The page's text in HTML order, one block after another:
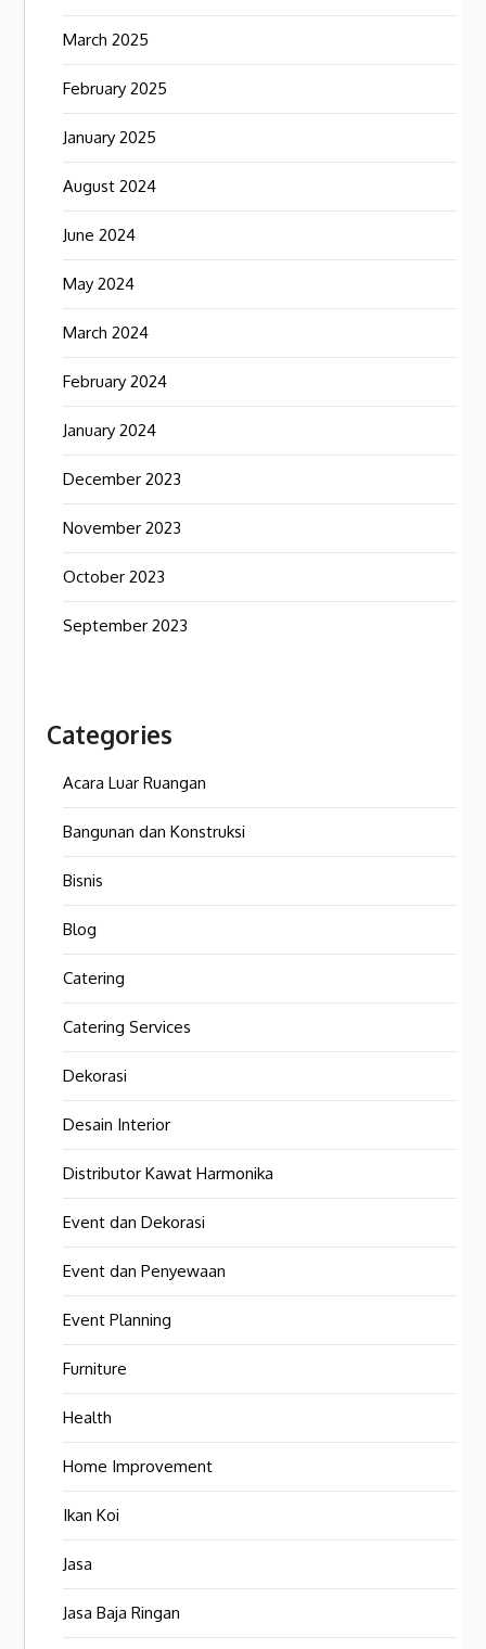
March 2025
February 2025
January 2025
August 2024
June 2024
May 2024
March 2024
February 2024
January 2024
December 2023
November 2023
October 2023
September 2023
Categories
Acara Luar Ruangan
Bangunan dan Konstruksi
Bisnis
Blog
Catering
Catering Services
Dekorasi
Desain Interior
Distributor Kawat Harmonika
Event dan Dekorasi
Event dan Penyewaan
Event Planning
Furniture
Health
Home Improvement
Ikan Koi
Jasa
Jasa Baja Ringan